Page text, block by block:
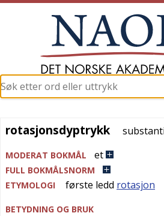
rotasjonsdyptrykk
MODERAT BOKMÅL et
FULL BOKMÅLSNORM
ETYMOLOGI
første ledd rotasjon
BETYDNING OG BRUK